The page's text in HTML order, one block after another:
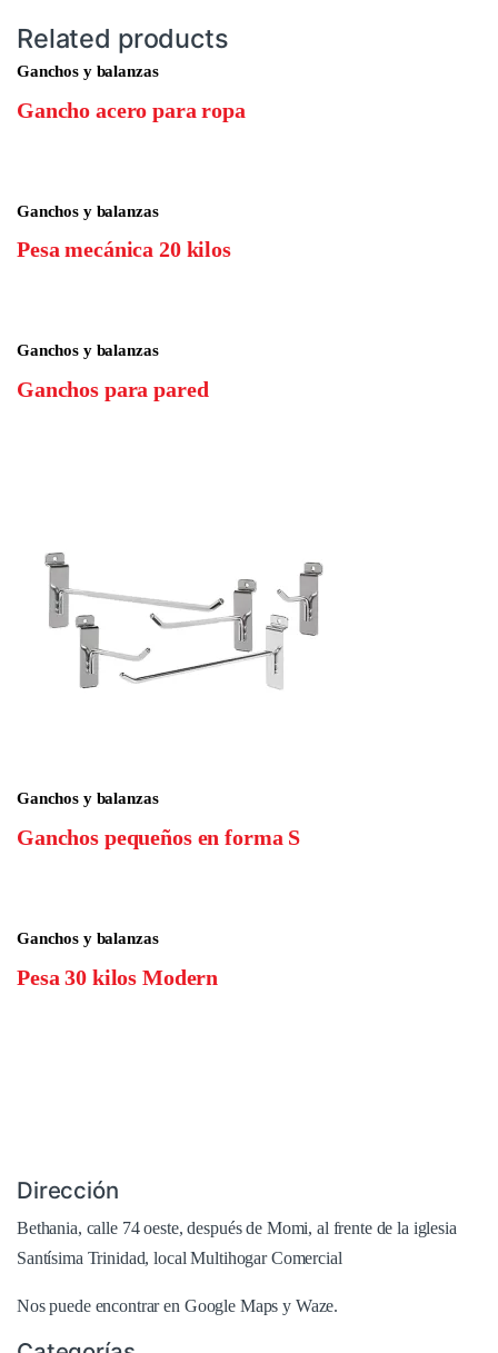
Related products
Ganchos y balanzas
Gancho acero para ropa
Ganchos y balanzas
Pesa mecánica 20 kilos
Ganchos y balanzas
Ganchos para pared
Ganchos y balanzas
Ganchos pequeños en forma S
Ganchos y balanzas
Pesa 30 kilos Modern
Dirección
Bethania, calle 74 oeste, después de Momi, al frente de la iglesia
Santísima Trinidad, local Multihogar Comercial
Nos puede encontrar en Google Maps y Waze.